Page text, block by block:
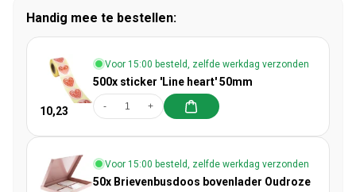
Handig mee te bestellen:
10,23
Voor 15:00 besteld, zelfde werkdag verzonden
500x sticker 'Line heart' 50mm
- +
Voor 15:00 besteld, zelfde werkdag verzonden
50x Brievenbusdoos bovenlader Oudroze